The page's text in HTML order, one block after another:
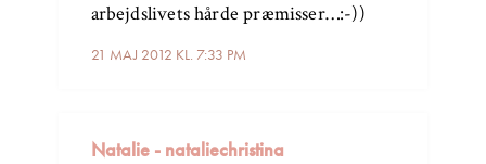
21 MAJ 2012 KL. 7:33 PM
arbejdslivets hårde præmisser…:-))
Natalie - nataliechristina